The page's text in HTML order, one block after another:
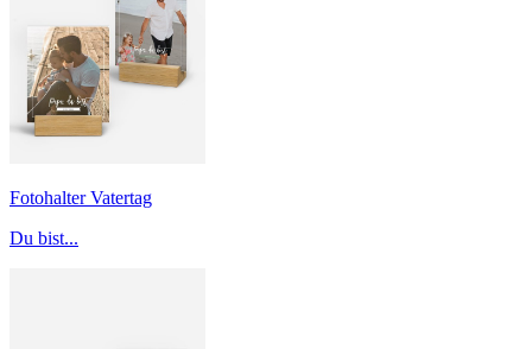
Fotohalter Vatertag
Du bist...